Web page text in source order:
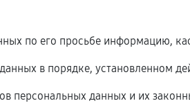
по его просьбе информацию,
в порядке, установленном
персональных данных и их